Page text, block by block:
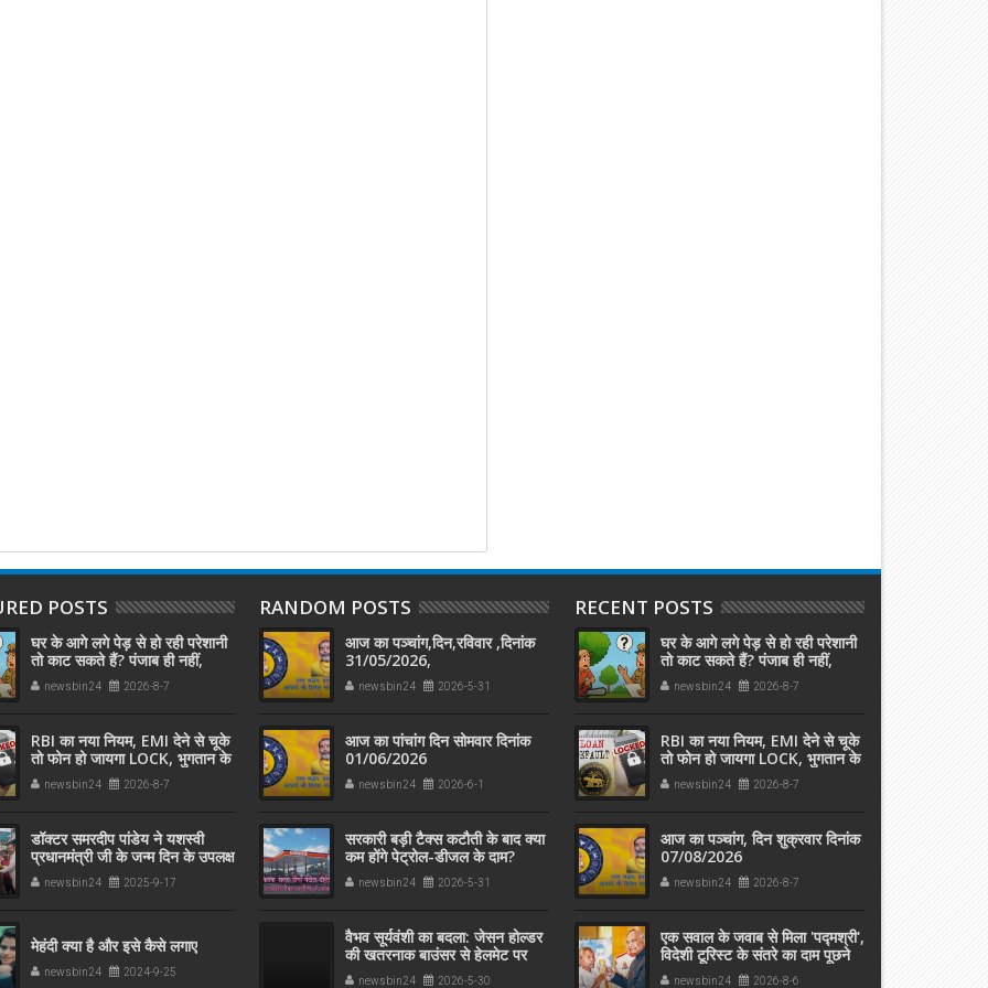
POSTS
घर के आगे लगे पेड़ से हो रही परेशानी
तो काट सकते हैं? पंजाब ही नहीं,
दिल्‍ली-यूपी समेत पूरे देश का नियम
जान लें
newsbin24 2026-8-7
RBI का नया नियम, EMI देने से चूके
तो फोन हो जायगा LOCK, भुगतान के
बाद इतनी देर में होगा अनलॉक
newsbin24 2026-8-7
डॉक्टर समरदीप पांडेय ने यशस्वी
प्रधानमंत्री जी के जन्म दिन के उपलक्ष
में सफाई कर्मचारी को अंग वस्त्र
पहनाकर मोदी जी के स्वच्छता अभियान
newsbin24 2025-9-17
मेहंदी क्या है और इसे कैसे लगाए
newsbin24 2024-9-25
RANDOM POSTS
आज का पञ्चांग,दिन,रविवार ,दिनांक
31/05/2026,
newsbin24 2026-5-31
आज का पांचांग दिन सोमवार दिनांक
01/06/2026
newsbin24 2026-6-1
सरकारी बड़ी टैक्‍स कटौती के बाद क्‍या
कम होंगे पेट्रोल-डीजल के दाम?
जानते हैं जनता पर क्‍या होगा असर!
newsbin24 2026-5-31
वैभव सूर्यवंशी का बदला: जेसन होल्डर
की खतरनाक बाउंसर से हेलमेट पर
लगी गेंद, वैभव सूर्यवंशी का इगो हो गया
newsbin24 2026-5-30
RECENT POSTS
घर के आगे लगे पेड़ से हो रही परेशानी
तो काट सकते हैं? पंजाब ही नहीं,
दिल्‍ली-यूपी समेत पूरे देश का नियम
जान लें
newsbin24 2026-8-7
RBI का नया नियम, EMI देने से चूके
तो फोन हो जायगा LOCK, भुगतान के
बाद इतनी देर में होगा अनलॉक
newsbin24 2026-8-7
आज का पञ्चांग, दिन शुक्रवार दिनांक
07/08/2026
newsbin24 2026-8-7
एक सवाल के जवाब से मिला 'पद्मश्री',
विदेशी टूरिस्ट के संतरे का दाम पूछने
पर,अनपढ़ फलवाले को दिला दिया
newsbin24 2026-8-6